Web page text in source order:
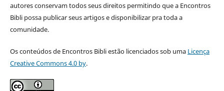
autores conservam todos seus direitos permitindo que a Encontros
Bibli possa publicar seus artigos e disponibilizar pra toda a
comunidade.
Os conteúdos de Encontros Bibli estão licenciados sob uma Licença
Creative Commons 4.0 by.